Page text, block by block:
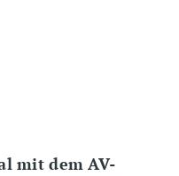
mit dem AV-